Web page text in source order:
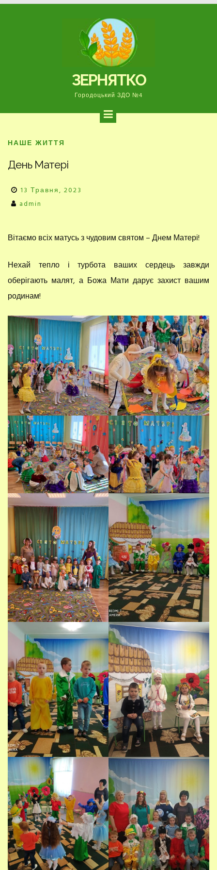
ЗЕРНЯТКО
Городоцький ЗДО №4
НАШЕ ЖИТТЯ
День Матері
13 Травня, 2023
admin
Вітаємо всіх матусь з чудовим святом – Днем Матері!
Нехай тепло і турбота ваших сердець завжди
оберігають малят, а Божа Мати дарує захист вашим
родинам!